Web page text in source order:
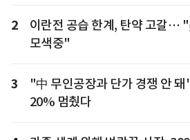
2
이란전 공습 한계, 탄약 고갈…
모색중"
3
"中 무인공장과 단가 경쟁 안
20% 멈췄다